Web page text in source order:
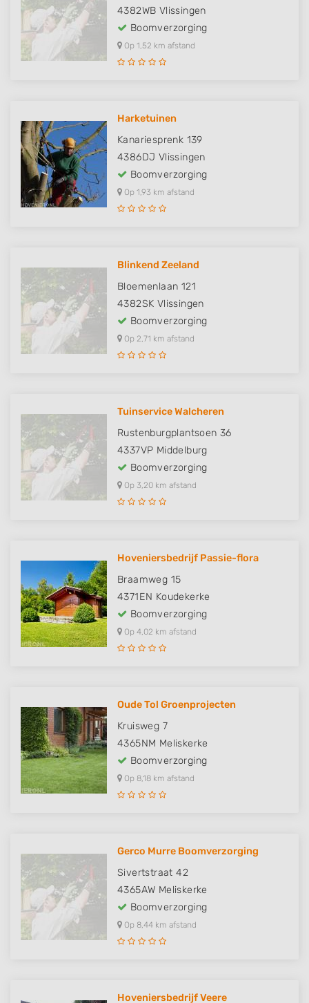
4382WB Vlissingen
Boomverzorging
Op 1,52 km afstand
Harketuinen
Kanariesprenk 139
4386DJ Vlissingen
Boomverzorging
Op 1,93 km afstand
Blinkend Zeeland
Bloemenlaan 121
4382SK Vlissingen
Boomverzorging
Op 2,71 km afstand
Tuinservice Walcheren
Rustenburgplantsoen 36
4337VP Middelburg
Boomverzorging
Op 3,20 km afstand
Hoveniersbedrijf Passie-flora
Braamweg 15
4371EN Koudekerke
Boomverzorging
Op 4,02 km afstand
Oude Tol Groenprojecten
Kruisweg 7
4365NM Meliskerke
Boomverzorging
Op 8,18 km afstand
Gerco Murre Boomverzorging
Sivertstraat 42
4365AW Meliskerke
Boomverzorging
Op 8,44 km afstand
Hoveniersbedrijf Veere